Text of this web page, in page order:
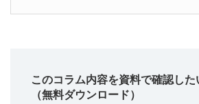
このコラム内容を資料で確認した
（無料ダウンロード）